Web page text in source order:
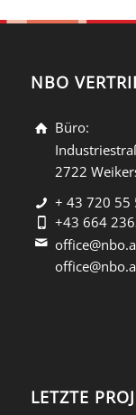
NBO
Büro:
2722
+ 43 720 55
+43 664
LETZTE